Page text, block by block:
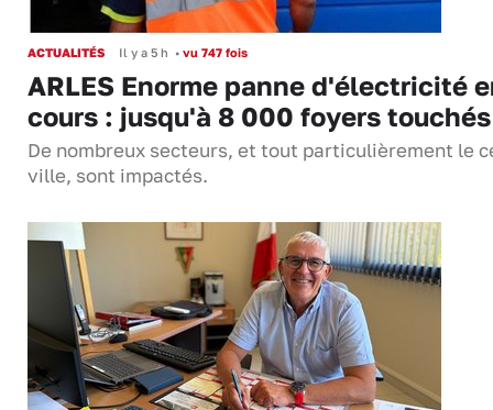
ACTUALITÉS Il y a 5 h • vu 747 fois
ARLES Enorme panne d'électricité
cours : jusqu'à 8 000 foyers touchés
De nombreux secteurs, et tout particulièrement le
ville, sont impactés.